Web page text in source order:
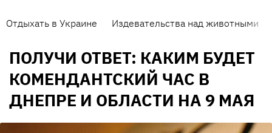
Отдыхать в Украине Издевательства над животными
ПОЛУЧИ ОТВЕТ: КАКИМ БУДЕТ
КОМЕНДАНТСКИЙ ЧАС В
ДНЕПРЕ И ОБЛАСТИ НА 9 МАЯ